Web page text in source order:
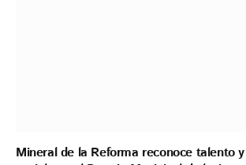
Mineral de la Reforma reconoce talento